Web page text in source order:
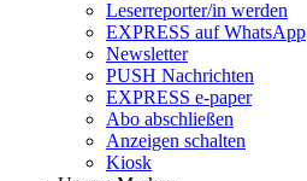
Leserreporter/in werden
EXPRESS auf WhatsApp
Newsletter
PUSH Nachrichten
EXPRESS e-paper
Abo abschließen
Anzeigen schalten
Kiosk